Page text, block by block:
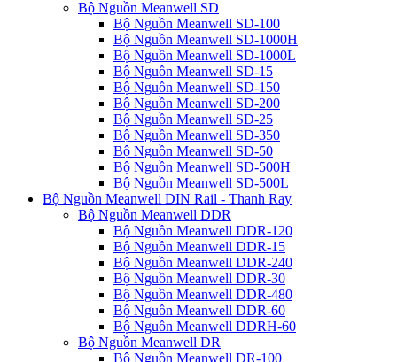
Bộ Nguồn Meanwell SD
Bộ Nguồn Meanwell SD-100
Bộ Nguồn Meanwell SD-1000H
Bộ Nguồn Meanwell SD-1000L
Bộ Nguồn Meanwell SD-15
Bộ Nguồn Meanwell SD-150
Bộ Nguồn Meanwell SD-200
Bộ Nguồn Meanwell SD-25
Bộ Nguồn Meanwell SD-350
Bộ Nguồn Meanwell SD-50
Bộ Nguồn Meanwell SD-500H
Bộ Nguồn Meanwell SD-500L
Bộ Nguồn Meanwell DIN Rail - Thanh Ray
Bộ Nguồn Meanwell DDR
Bộ Nguồn Meanwell DDR-120
Bộ Nguồn Meanwell DDR-15
Bộ Nguồn Meanwell DDR-240
Bộ Nguồn Meanwell DDR-30
Bộ Nguồn Meanwell DDR-480
Bộ Nguồn Meanwell DDR-60
Bộ Nguồn Meanwell DDRH-60
Bộ Nguồn Meanwell DR
Bộ Nguồn Meanwell DR-100